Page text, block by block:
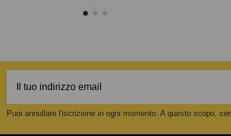
Puoi annullare l'iscrizione in ogni momento. A questo scopo,